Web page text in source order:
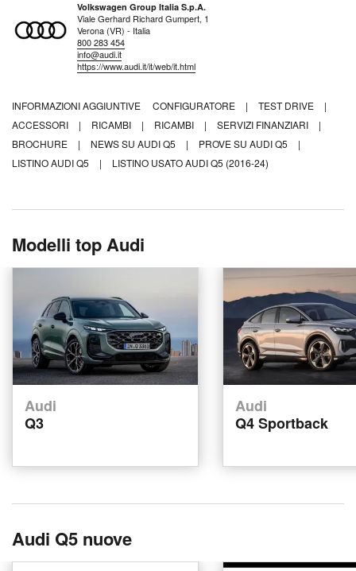
Volkswagen Group Italia S.p.A.
Viale Gerhard Richard Gumpert, 1
Verona (VR) - Italia
800 283 454
info@audi.it
https://www.audi.it/it/web/it.html
INFORMAZIONI AGGIUNTIVE CONFIGURATORE | TEST DRIVE
|
ACCESSORI
| RICAMBI | RICAMBI | SERVIZI FINANZIARI
|
BROCHURE
| NEWS SU AUDI Q5 | PROVE SU AUDI Q5
|
LISTINO AUDI Q5
| LISTINO USATO AUDI Q5 (2016-24)
Modelli top Audi
Audi
Q3
Audi
Q4 Sportback
Audi Q5 nuove